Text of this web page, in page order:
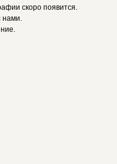
скоро появится.
нами.